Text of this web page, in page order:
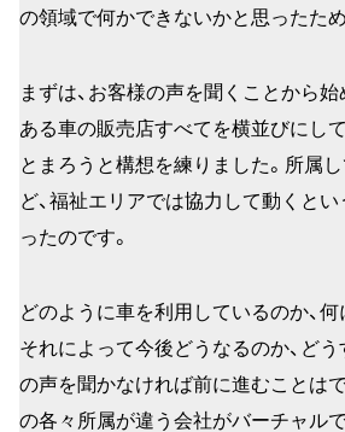
の領域で何かできないかと思ったため
まずは、お客様の声を聞くことから始
ある車の販売店すべてを横並びにし
とまろうと構想を練りました。所属
ど、福祉エリアでは協力して動くと
ったのです。
どのように車を利用しているのか、何
それによって今後どうなるのか、どう
の声を聞かなければ前に進むことは
の各々所属が違う会社がバーチャルで